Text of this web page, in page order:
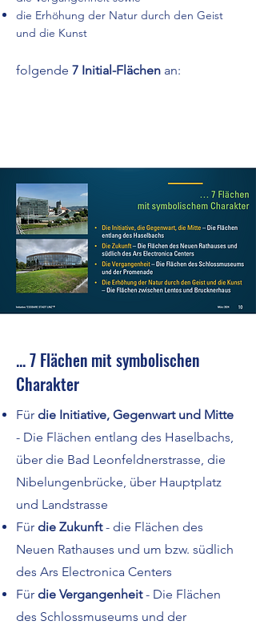
die Erhöhung der Natur durch den Geist
und die Kunst
folgende 7 Initial-Flächen an:
... 7 Flächen mit symbolischen
Charakter
Für die Initiative, Gegenwart und Mitte
- Die Flächen entlang des Haselbachs,
über die Bad Leonfeldnerstrasse, die
Nibelungenbrücke, über Hauptplatz
und Landstrasse
Für die Zukunft- die Flächen des
Neuen Rathauses und um bzw. südlich
des Ars Electronica Centers
Für die Vergangenheit- Die Flächen
des Schlossmuseums und der